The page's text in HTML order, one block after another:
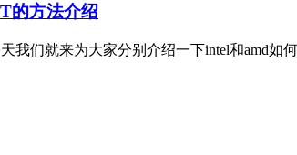
的方法介绍
我们就来为大家分别介绍一下intel和amd